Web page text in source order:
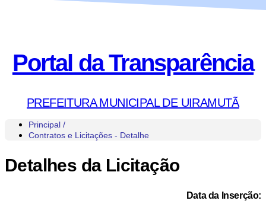
Portal da Transparência
PREFEITURA MUNICIPAL DE UIRAMUTÃ
Principal /
Contratos e Licitações - Detalhe
Detalhes da Licitação
Data da Inserção: